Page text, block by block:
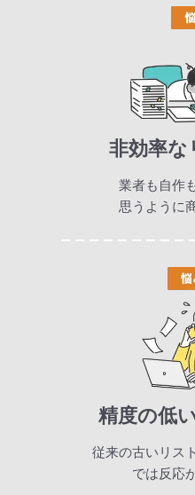
非効率な
業者も自作
思うように
精度の低
従来の古いリス
では反応